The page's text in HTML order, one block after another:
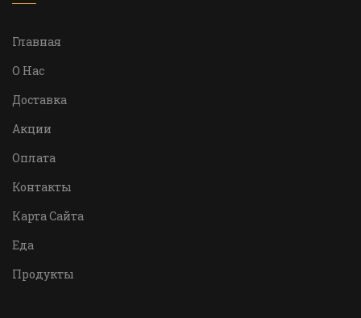
Главная
О Нас
Доставка
Акции
Оплата
Контакты
Карта Сайта
Еда
Продукты